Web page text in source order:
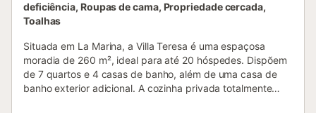
deficiência, Roupas de cama, Propriedade cercada,
Toalhas
Situada em La Marina, a Villa Teresa é uma espaçosa
moradia de 260 m², ideal para até 20 hóspedes. Dispõem
de 7 quartos e 4 casas de banho, além de uma casa de
banho exterior adicional. A cozinha privada totalmente